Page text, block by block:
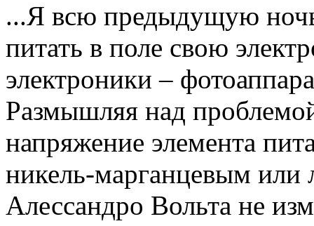
...Я всю предыдущую
питать в поле свою
электроники –
Размышляя над
напряжение элемента
никель-марганцевым
Алессандро Вольта не